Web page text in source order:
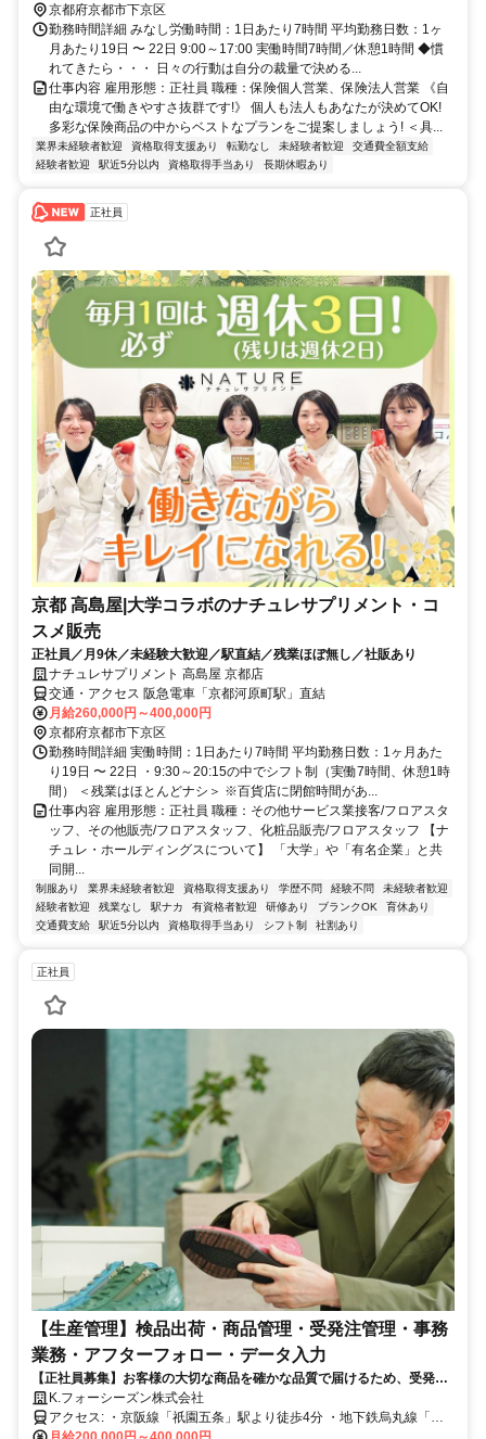
京都府京都市下京区
勤務時間詳細 みなし労働時間：1日あたり7時間 平均勤務日数：1ヶ
月あたり19日 〜 22日 9:00～17:00 実働時間7時間／休憩1時間 ◆慣
れてきたら・・・ 日々の行動は自分の裁量で決める...
仕事内容 雇用形態：正社員 職種：保険個人営業、保険法人営業 《自
由な環境で働きやすさ抜群です!》 個人も法人もあなたが決めてOK!
多彩な保険商品の中からベストなプランをご提案しましょう! ＜具...
業界未経験者歓迎 資格取得支援あり 転勤なし 未経験者歓迎
交通費全額支給
経験者歓迎
駅近5分以内 資格取得手当あり 長期休暇あり
正社員
京都 高島屋|大学コラボのナチュレサプリメント・コ
スメ販売
正社員／月9休／未経験大歓迎／駅直結／残業ほぼ無し／社販あり
ナチュレサプリメント 高島屋 京都店
交通・アクセス 阪急電車「京都河原町駅」直結
月給260,000円～400,000円
京都府京都市下京区
勤務時間詳細 実働時間：1日あたり7時間 平均勤務日数：1ヶ月あた
り19日 〜 22日 ・9:30～20:15の中でシフト制（実働7時間、休憩1時
間） ＜残業はほとんどナシ＞ ※百貨店に閉館時間があ...
仕事内容 雇用形態：正社員 職種：その他サービス業接客/フロアスタ
ッフ、その他販売/フロアスタッフ、化粧品販売/フロアスタッフ 【ナ
チュレ・ホールディングスについて】 「大学」や「有名企業」と共
同開...
制服あり 業界未経験者歓迎 資格取得支援あり 学歴不問 経験不問
未経験者歓迎
経験者歓迎
残業なし 駅ナカ 有資格者歓迎 研修あり ブランクOK
育休あり
交通費支給
駅近5分以内 資格取得手当あり シフト制 社割あり
正社員
【生産管理】検品出荷・商品管理・受発注管理・事務
業務・アフターフォロー・データ入力
【正社員募集】お客様の大切な商品を確かな品質で届けるため、受発注
から検品出荷までの一連のプロセスを一貫してコントロールする役割で
す。
K.フォーシーズン株式会社
アクセス: ・京阪線「祇園五条」駅より徒歩4分 ・地下鉄烏丸線「五